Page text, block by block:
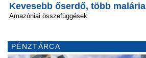
Kevesebb őserdő, több malária
Amazóniai összefüggések
PÉNZTÁRCA